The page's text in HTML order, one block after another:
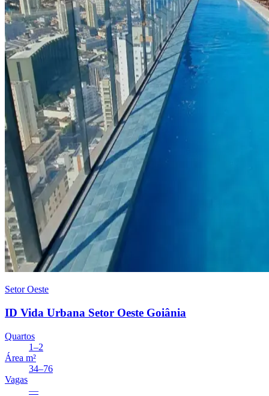
Setor Oeste
ID Vida Urbana Setor Oeste Goiânia
Quartos
1–2
Área m²
34–76
Vagas
—